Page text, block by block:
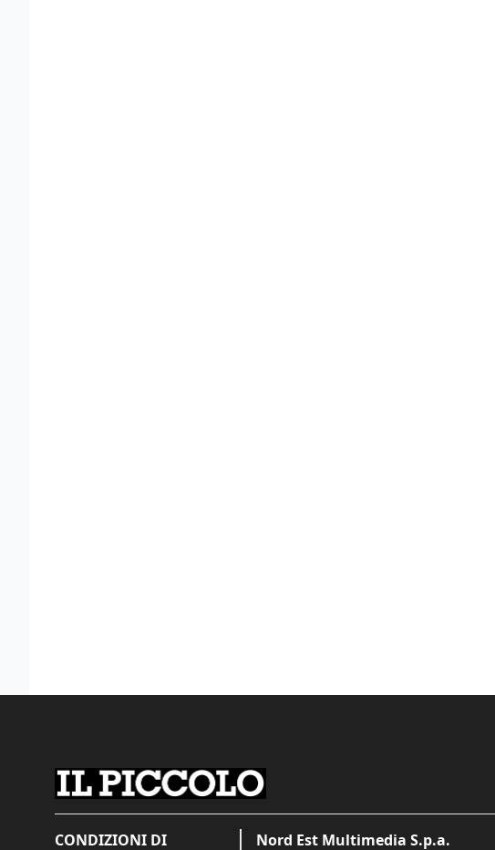
CONDIZIONI DI
Nord Est Multimedia S.p.a.